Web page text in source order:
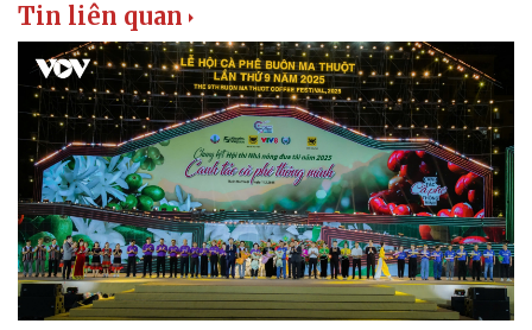
Văn hóa
Giải trí
Tin liên quan